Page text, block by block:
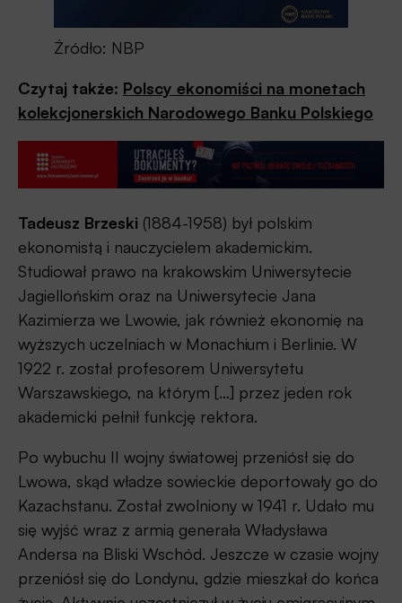
Źródło: NBP
Czytaj także: Polscy ekonomiści na monetach
kolekcjonerskich Narodowego Banku Polskiego
Tadeusz Brzeski (1884-1958) był polskim
ekonomistą i nauczycielem akademickim.
Studiował prawo na krakowskim Uniwersytecie
Jagiellońskim oraz na Uniwersytecie Jana
Kazimierza we Lwowie, jak również ekonomię na
wyższych uczelniach w Monachium i Berlinie. W
1922 r. został profesorem Uniwersytetu
Warszawskiego, na którym […] przez jeden rok
akademicki pełnił funkcję rektora.
Po wybuchu II wojny światowej przeniósł się do
Lwowa, skąd władze sowieckie deportowały go do
Kazachstanu. Został zwolniony w 1941 r. Udało mu
się wyjść wraz z armią generała Władysława
Andersa na Bliski Wschód. Jeszcze w czasie wojny
przeniósł się do Londynu, gdzie mieszkał do końca